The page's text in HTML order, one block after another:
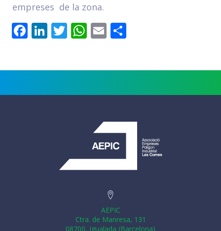
empreses de la zona.
Facebook
LinkedIn
Twitter
WhatsApp
Email
AEPIC
Ctra. de Manresa, 131
08700, Igualada (Barcelona)